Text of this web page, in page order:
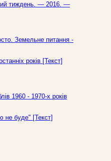
тиждень. — 2016. —
Земельне питання -
років [Текст]
1960 - 1970-х років
не буде" [Текст]